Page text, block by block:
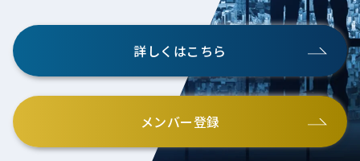
詳しくはこちら
メンバー登録